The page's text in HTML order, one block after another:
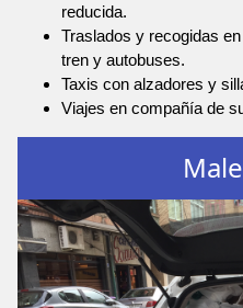
reducida.
Traslados y recogidas
tren y autobuses.
Taxis con alzadores y
Viajes en compañía de